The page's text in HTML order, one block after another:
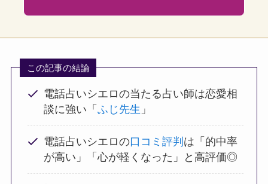
この記事の結論
電話占いシエロの当たる占い師は恋愛相
談に強い「 ふじ先生 」
電話占いシエロの口コミ評判 は「的中率
が高い」「心が軽くなった」と高評価◎